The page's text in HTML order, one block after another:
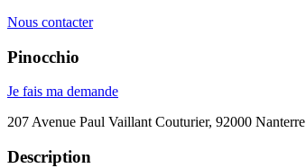
Nous contacter
Pinocchio
Je fais ma demande
207 Avenue Paul Vaillant Couturier, 92000 Nanterre
Description